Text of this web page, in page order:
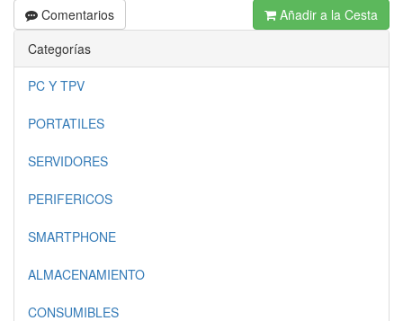
Comentarios
Añadir a la Cesta
Categorías
PC Y TPV
PORTATILES
SERVIDORES
PERIFERICOS
SMARTPHONE
ALMACENAMIENTO
CONSUMIBLES